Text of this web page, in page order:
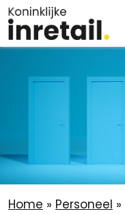
Home » Personeel »